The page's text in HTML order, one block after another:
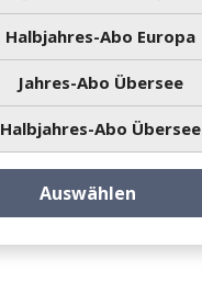
Halbjahres-Abo Europa
Jahres-Abo Übersee
Halbjahres-Abo Übersee
Auswählen